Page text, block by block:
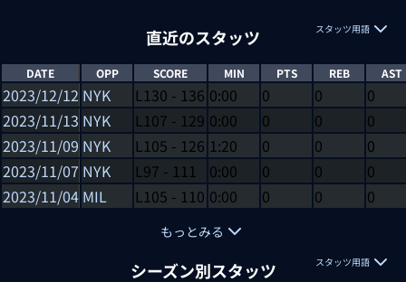
直近のスタッツ スタッツ用語
DATE OPP SCORE MIN PTS REB AST
2023/12/12 NYK L130 - 136 0:00 0 0
0
2023/11/13 NYK L107 - 129 0:00 0 0
0
2023/11/09 NYK L105 - 126 1:20 0 0
0
2023/11/07 NYK L97 - 111 0:00 0 0
0
2023/11/04 MIL L105 - 110 0:00 0 0 0
もっとみる
シーズン別スタッツ スタッツ用語